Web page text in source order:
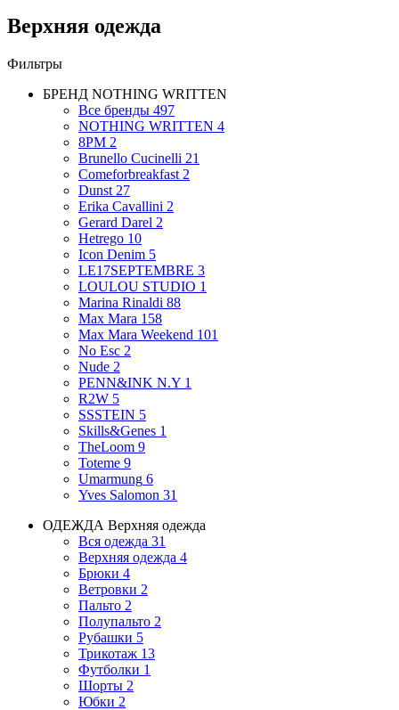
Верхняя одежда
Фильтры
БРЕНД NOTHING WRITTEN
Все бренды 497
NOTHING WRITTEN 4
8PM 2
Brunello Cucinelli 21
Comeforbreakfast 2
Dunst 27
Erika Cavallini 2
Gerard Darel 2
Hetrego 10
Icon Denim 5
LE17SEPTEMBRE 3
LOULOU STUDIO 1
Marina Rinaldi 88
Max Mara 158
Max Mara Weekend 101
No Esc 2
Nude 2
PENN&INK N.Y 1
R2W 5
SSSTEIN 5
Skills&Genes 1
TheLoom 9
Toteme 9
Umarmung 6
Yves Salomon 31
ОДЕЖДА Верхняя одежда
Вся одежда 31
Верхняя одежда 4
Брюки 4
Ветровки 2
Пальто 2
Полупальто 2
Рубашки 5
Трикотаж 13
Футболки 1
Шорты 2
Юбки 2